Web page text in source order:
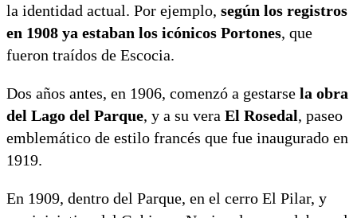
la identidad actual. Por ejemplo, según los registros
en 1908 ya estaban los icónicos Portones, que
fueron traídos de Escocia.
Dos años antes, en 1906, comenzó a gestarse la obra
del Lago del Parque, y a su vera El Rosedal, paseo
emblemático de estilo francés que fue inaugurado en
1919.
En 1909, dentro del Parque, en el cerro El Pilar, y